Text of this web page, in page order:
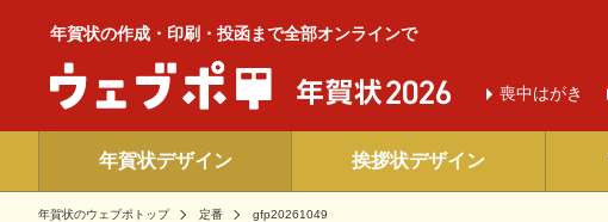
年賀状の作成・印刷・投函まで全部オンラインで
喪中はがき
年賀状デザイン 挨拶状デザイン
年賀状のウェブポトップ 定番 gfp20261049